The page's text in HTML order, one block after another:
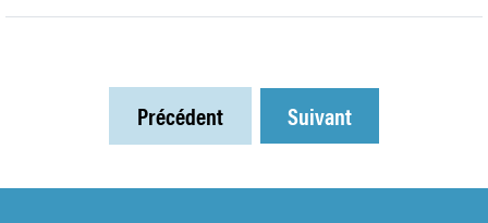
Précédent Suivant